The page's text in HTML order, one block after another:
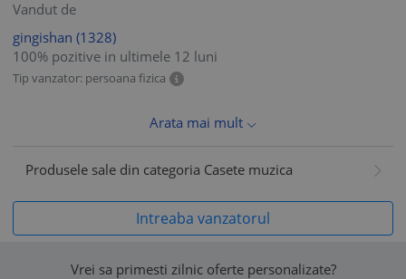
Vandut de
gingishan (1328)
100% pozitive in ultimele 12 luni
Tip vanzator: persoana fizica
Arata mai mult
Produsele sale din categoria Casete muzica
Intreaba vanzatorul
Vrei sa primesti zilnic oferte personalizate?